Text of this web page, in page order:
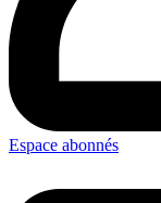
Espace abonnés